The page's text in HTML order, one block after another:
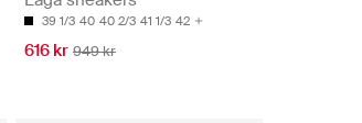
39 1/3 40 40 2/3 41 1/3 42
616 kr 949 kr